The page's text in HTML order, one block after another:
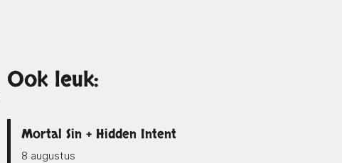
Ook leuk:
Mortal Sin + Hidden Intent
8 augustus